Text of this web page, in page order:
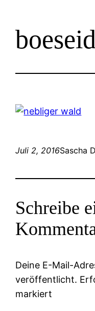
Juli 2, 2016Sascha
Schreibe
Deine E-Mail-
veröffentlicht.
markiert